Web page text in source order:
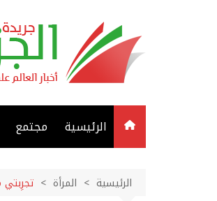
الرئيسية مجتمع
الرئيسية المرأة